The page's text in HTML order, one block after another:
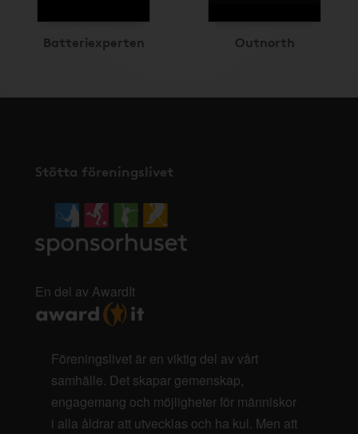
Batteriexperten Outnorth
Stötta föreningslivet
En del av AwardIt
Föreningslivet är en viktig del av vårt
samhälle. Det skapar gemenskap,
engagemang och möjligheter för människor
i alla åldrar att utvecklas och ha kul. Men att